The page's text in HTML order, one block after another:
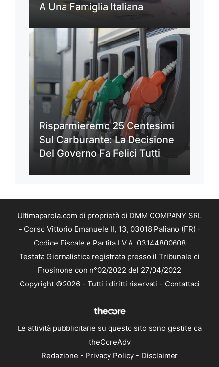
A Una Famiglia Italiana
Risparmieremo 25 Centesimi
Sul Carburante: La Decisione
Del Governo Fa Felici Tutti
Ultimaparola.com di proprietà di DMM COMPANY SRL
- Corso Vittorio Emanuele II, 13, 03018 Paliano (FR) -
Codice Fiscale e Partita I.V.A. 03144800608
Testata Giornalistica registrata presso il Tribunale di
Frosinone con n°02/2022 del 27/04/2022
Copyright ©2026 - Tutti i diritti riservati - Contattaci
Le attività pubblicitarie su questo sito sono gestite da
theCoreAdv
Redazione - Privacy Policy- Disclaimer